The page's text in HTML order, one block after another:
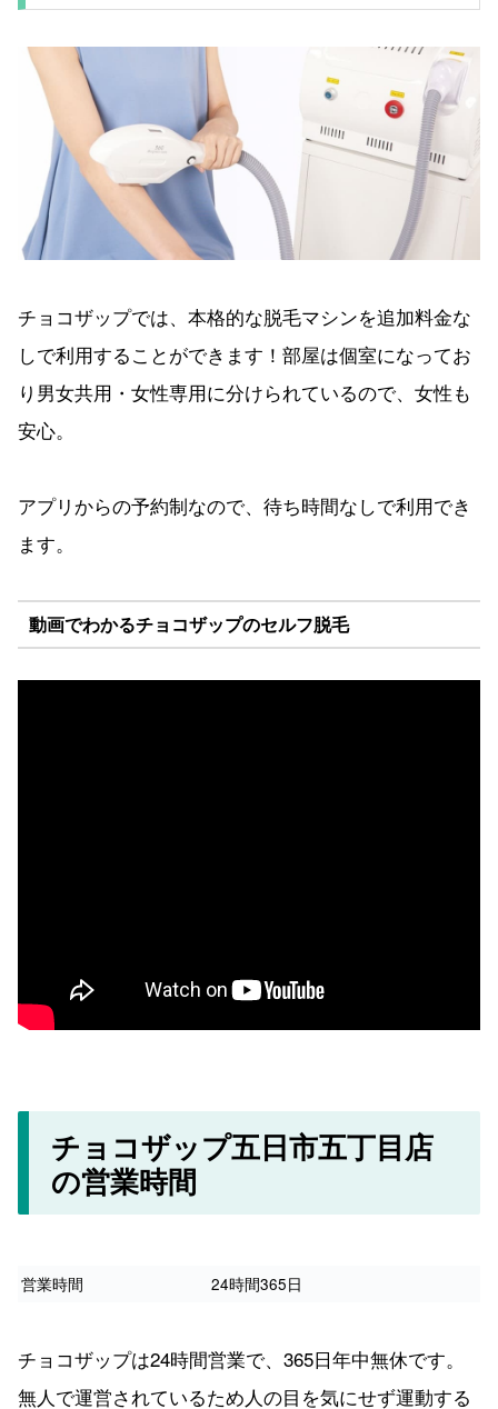
チョコザップでは、本格的な脱毛マシンを追加料金な
しで利用することができます！部屋は個室になってお
り男女共用・女性専用に分けられているので、女性も
安心。
アプリからの予約制なので、待ち時間なしで利用でき
ます。
動画でわかるチョコザップのセルフ脱毛
チョコザップ五日市五丁目店
の営業時間
営業時間 24時間365日
チョコザップは24時間営業で、365日年中無休です。
無人で運営されているため人の目を気にせず運動する